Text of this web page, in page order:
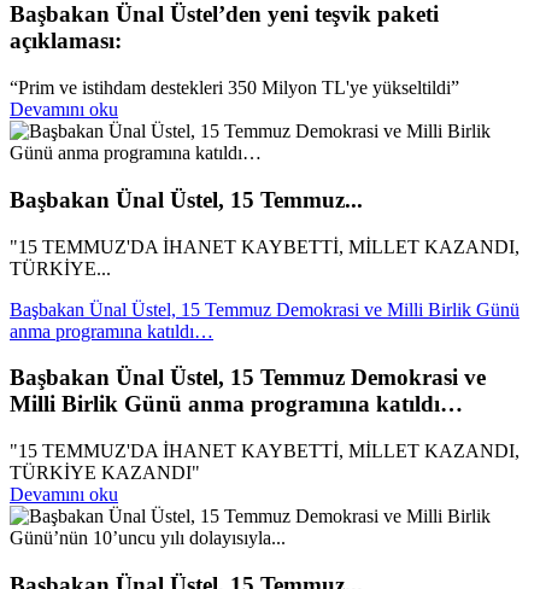
Başbakan Ünal Üstel’den yeni teşvik paketi
açıklaması:
“Prim ve istihdam destekleri 350 Milyon TL'ye yükseltildi”
Devamını oku
Başbakan Ünal Üstel, 15 Temmuz...
"15 TEMMUZ'DA İHANET KAYBETTİ, MİLLET KAZANDI,
TÜRKİYE...
Başbakan Ünal Üstel, 15 Temmuz Demokrasi ve Milli Birlik Günü
anma programına katıldı…
Başbakan Ünal Üstel, 15 Temmuz Demokrasi ve
Milli Birlik Günü anma programına katıldı…
"15 TEMMUZ'DA İHANET KAYBETTİ, MİLLET KAZANDI,
TÜRKİYE KAZANDI"
Devamını oku